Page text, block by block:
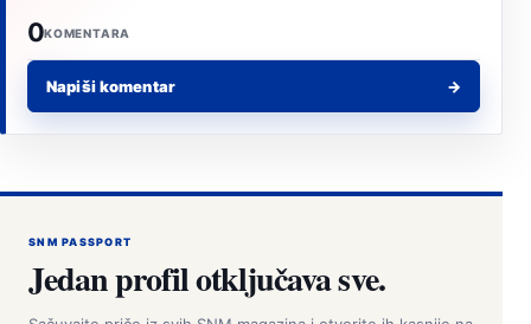
0KOMENTARA
Napiši komentar →
SNM PASSPORT
Jedan profil otključava sve.